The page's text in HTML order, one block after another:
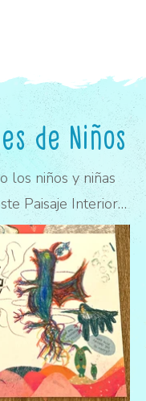
de Niños
los niños y niñas
Paisaje Interior…